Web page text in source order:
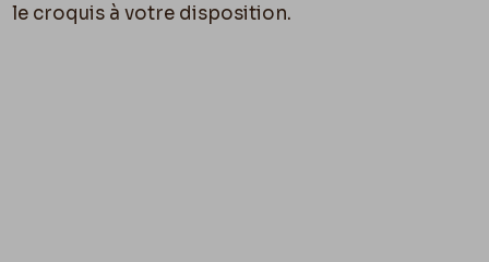
le croquis à votre disposition.